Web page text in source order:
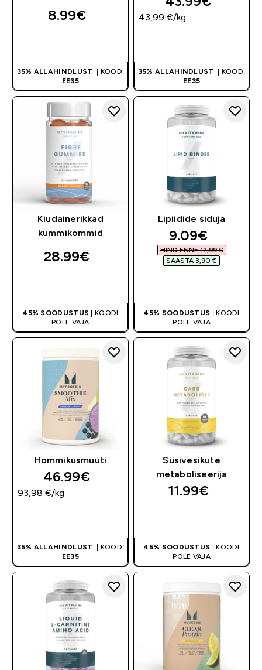
8.99€‎
35% ALLAHINDLUST
| KOOD:
EE35
43,99 €‎/kg
35% ALLAHINDLUST
| KOOD:
EE35
Kiudainerikkad
kummikommid
28.99€‎
45% SOODUSTUS | KOODI
POLE VAJA
Lipiidide siduja
discounted
9.09€‎
HIND ENNE 12,99 €‎
SÄÄSTA 3,90 €‎
45% SOODUSTUS | KOODI
POLE VAJA
Hommikusmuuti
46.99€‎
93,98 €‎/kg
35% ALLAHINDLUST
| KOOD:
EE35
Süsivesikute
metaboliseerija
11.99€‎
45% SOODUSTUS | KOODI
POLE VAJA